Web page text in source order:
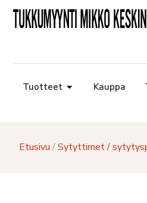
Tuotteet Kauppa
Etusivu /Sytyttimet /